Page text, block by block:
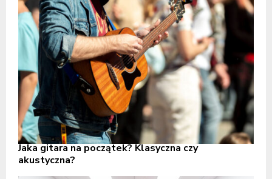
Jaka gitara na początek? Klasyczna czy
akustyczna?